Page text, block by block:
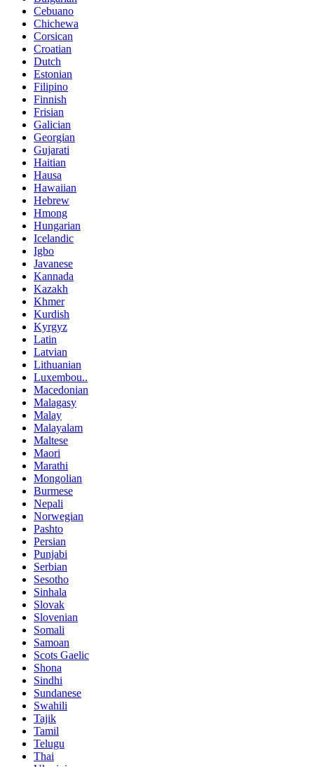
Cebuano
Chichewa
Corsican
Croatian
Dutch
Estonian
Filipino
Finnish
Frisian
Galician
Georgian
Gujarati
Haitian
Hausa
Hawaiian
Hebrew
Hmong
Hungarian
Icelandic
Igbo
Javanese
Kannada
Kazakh
Khmer
Kurdish
Kyrgyz
Latin
Latvian
Lithuanian
Luxembou..
Macedonian
Malagasy
Malay
Malayalam
Maltese
Maori
Marathi
Mongolian
Burmese
Nepali
Norwegian
Pashto
Persian
Punjabi
Serbian
Sesotho
Sinhala
Slovak
Slovenian
Somali
Samoan
Scots Gaelic
Shona
Sindhi
Sundanese
Swahili
Tajik
Tamil
Telugu
Thai